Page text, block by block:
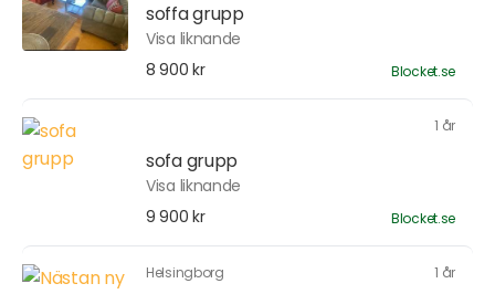
soffa grupp
Visa liknande
8 900 kr
Blocket.se
1 år
sofa grupp
Visa liknande
9 900 kr
Blocket.se
Helsingborg 1 år